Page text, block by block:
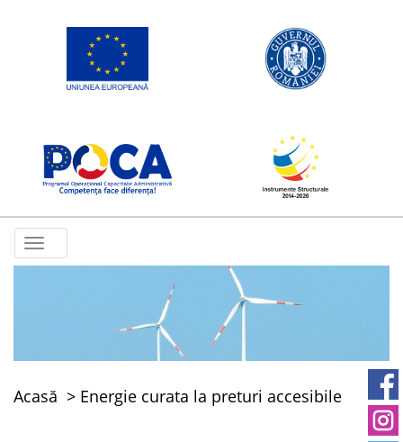
Toggle
navigation
Acasă Energie curata la preturi accesibile